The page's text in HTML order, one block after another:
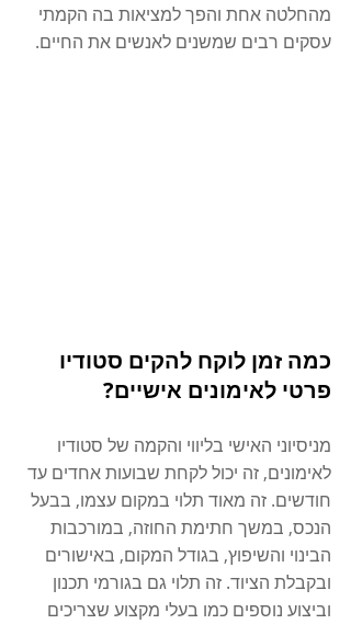
מהחלטה אחת והפך למציאות בה הקמתי
עסקים רבים שמשנים לאנשים את החיים.
כמה זמן לוקח להקים סטודיו
פרטי לאימונים אישיים?
מניסיוני האישי בליווי והקמה של סטודיו
לאימונים, זה יכול לקחת שבועות אחדים עד
חודשים. זה מאוד תלוי במקום עצמו, בבעל
הנכס, במשך חתימת החוזה, במורכבות
הבינוי והשיפוץ, בגודל המקום, באישורים
ובקבלת הציוד. זה תלוי גם בגורמי תכנון
וביצוע נוספים כמו בעלי מקצוע שצריכים